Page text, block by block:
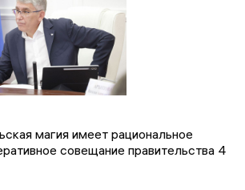
магия имеет рациональное
совещание правительства 4